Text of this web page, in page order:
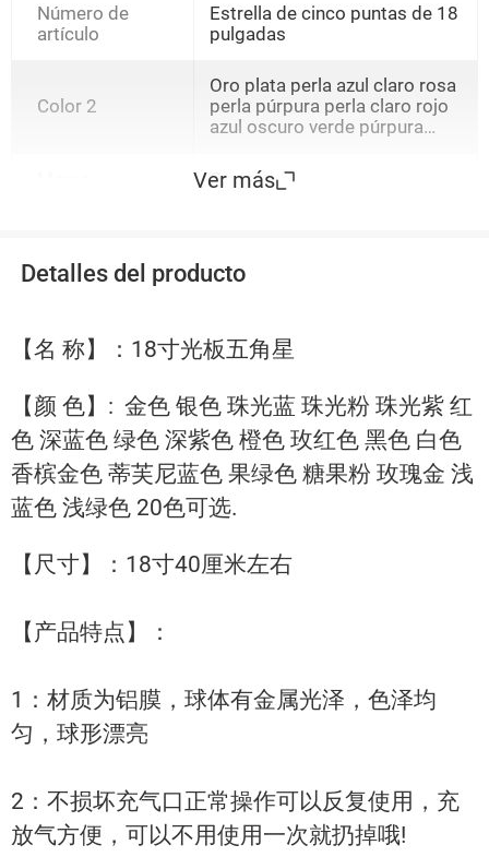
Número de
artículo
Estrella de cinco puntas de 18
pulgadas
Color 2
Oro plata perla azul claro rosa
perla púrpura perla claro rojo
azul oscuro verde púrpura
negro blanco
Otros
Ver más
Detalles del producto
【名 称】：18寸光板五角星
【颜 色】: 金色 银色 珠光蓝 珠光粉 珠光紫 红
色 深蓝色 绿色 深紫色 橙色 玫红色 黑色 白色
香槟金色 蒂芙尼蓝色 果绿色 糖果粉 玫瑰金 浅
蓝色 浅绿色 20色可选.
【尺寸】：18寸40厘米左右
【产品特点】：
1：材质为铝膜，球体有金属光泽，色泽均
匀，球形漂亮
2：不损坏充气口正常操作可以反复使用，充
放气方便，可以不用使用一次就扔掉哦!